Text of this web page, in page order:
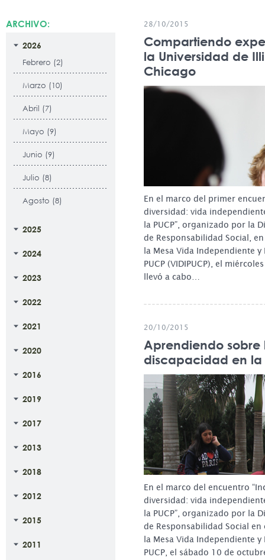
ARCHIVO:
2026
Febrero (2)
Marzo (10)
Abril (7)
Mayo (9)
Junio (9)
Julio (8)
Agosto (8)
2025
2024
2023
2022
2021
2020
2016
2019
2017
2013
2018
2012
2015
2011
28/10/2015
Compartiendo
la Universidad de
Chicago
En el marco del primer
diversidad: vida
la PUCP”, organizado por la
de Responsabilidad Social,
la Mesa Vida Independiente
PUCP (VIDIPUCP), el
llevó a cabo…
20/10/2015
Aprendiendo sobre
discapacidad en la
En el marco del encuentro
diversidad: vida
la PUCP”, organizado por la
de Responsabilidad Social
la Mesa Vida Independiente
PUCP, el sábado 10 de